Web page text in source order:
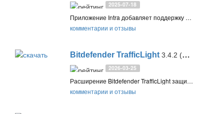
2025-07-18
Приложение Intra добавляет поддержку DNS-over-HTTPS на Android. Шифрование DNS-запросов позволяет защитить ваши мобильные устройства от манипуляций с DNS, а также некоторых типов фишинговых и вредоносных атак
комментарии и отзывы
Bitdefender TrafficLight 3.4.2 (Chrome) / 3.4.3 (Firefox)
2026-03-25
Расширение Bitdefender TrafficLight защищает от веб-угроз в популярных браузерах, блокируя вредоносные веб-сайты и фишинг. Использует облачную службу Bitdefender Cloud
комментарии и отзывы